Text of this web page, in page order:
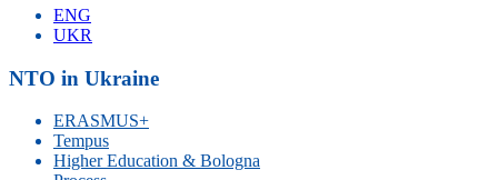
ENG
UKR
NTO in Ukraine
ERASMUS+
Tempus
Higher Education & Bologna